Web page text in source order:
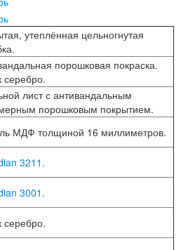
Антрацит
Гектор
Италия
Колизей
Колизей Белый
Олимпия
Премьера
Профит
Белая
Грей
Термо
утеплённая цельногнутая
порошковая покраска.
серебро.
лист с антивандальным
порошковым покрытием.
МДФ толщиной 16 миллиметров.
3211.
3001.
серебро.